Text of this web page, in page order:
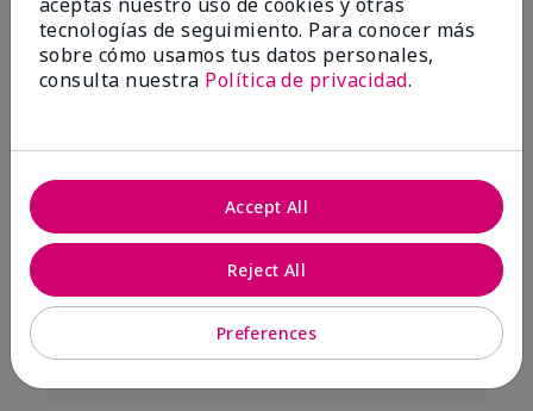
99%
de los encuestados recomendaría a un amigo.
4 estrellas
7
2 estrellas
0
Tono De Piel
tecnologías de seguimiento. Para conocer más
sobre cómo usamos tus datos personales,
consulta nuestra Política de privacidad.
Preferences
Reject All
Accept All